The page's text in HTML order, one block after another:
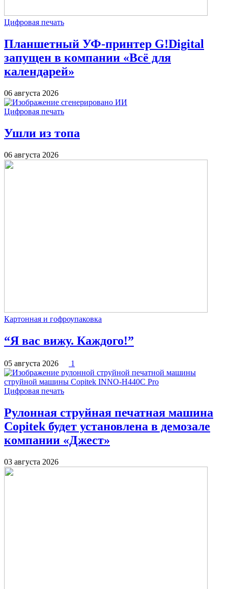
Цифровая печать
Планшетный УФ-принтер G!Digital
запущен в компании «Всё для
календарей»
06 августа 2026
Цифровая печать
Ушли из топа
06 августа 2026
Картонная и гофроупаковка
“Я вас вижу. Каждого!”
05 августа 2026 1
Цифровая печать
Рулонная струйная печатная машина
Copitek будет установлена в демозале
компании «Джест»
03 августа 2026